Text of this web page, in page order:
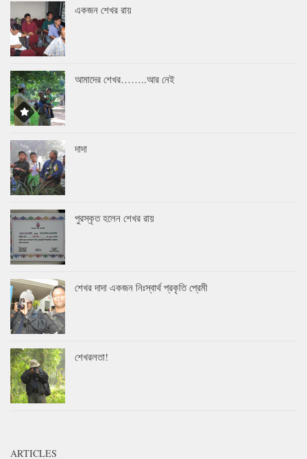
একজন শেখর রায়
আমাদের শেখর……..আর নেই
দাদা
পুরস্কৃত হলেন শেখর রায়
শেখর দাদা একজন নিঃস্বার্থ প্রকৃতি প্রেমী
শেখরলতা!
ARTICLES